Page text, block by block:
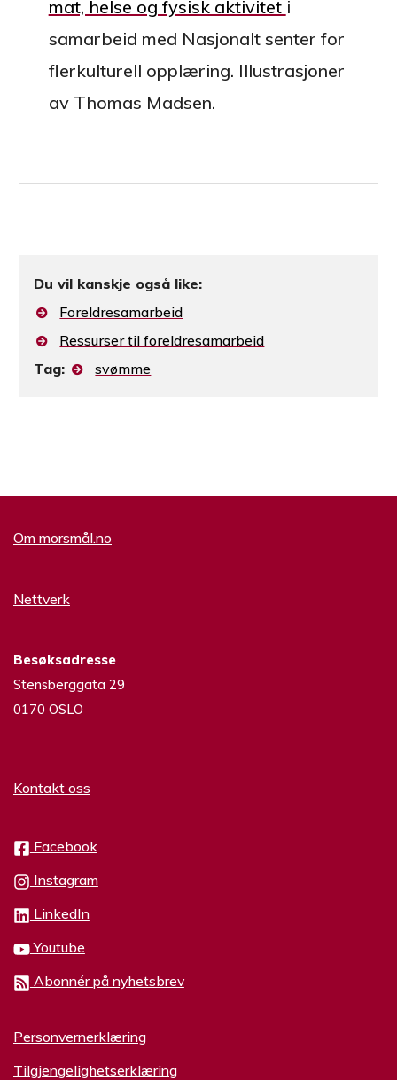
mat, helse og fysisk aktivitet i
samarbeid med Nasjonalt senter for
flerkulturell opplæring. Illustrasjoner
av Thomas Madsen.
Du vil kanskje også like:
Foreldresamarbeid
Ressurser til foreldresamarbeid
Tag:
svømme
Om morsmål.no
Nettverk
Besøksadresse
Stensberggata 29
0170 OSLO
Kontakt oss
Facebook
Instagram
LinkedIn
Youtube
Abonnér på nyhetsbrev
Personvernerklæring
Tilgjengelighetserklæring